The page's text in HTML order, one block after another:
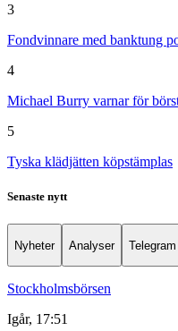
3
Fondvinnare med banktung
4
Michael Burry varnar för
5
Tyska klädjätten köpstämplas
Senaste nytt
Nyheter Analyser Telegram
Stockholmsbörsen
Igår, 17:51